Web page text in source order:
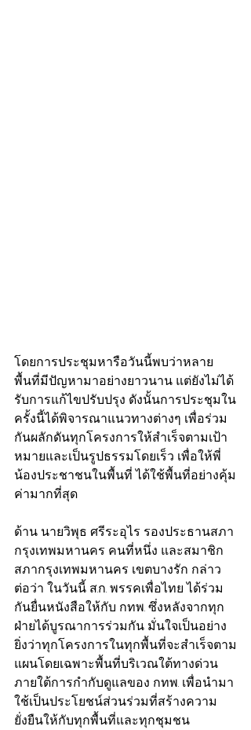
โดยการประชุมหารือวันนี้พบว่าหลาย
พื้นที่มีปัญหามาอย่างยาวนาน แต่ยังไม่ได้
รับการแก้ไขปรับปรุง ดังนั้นการประชุมใน
ครั้งนี้ได้พิจารณาแนวทางต่างๆ เพื่อร่วม
กันผลักดันทุกโครงการให้สำเร็จตามเป้า
หมายและเป็นรูปธรรมโดยเร็ว เพื่อให้พี่
น้องประชาชนในพื้นที่ ได้ใช้พื้นที่อย่างคุ้ม
ค่ามากที่สุด
ด้าน นายวิพุธ ศรีระอุไร รองประธานสภา
กรุงเทพมหานคร คนที่หนึ่ง และสมาชิก
สภากรุงเทพมหานคร เขตบางรัก กล่าว
ต่อว่า ในวันนี้ ส.ก. พรรคเพื่อไทย ได้ร่วม
กันยื่นหนังสือให้กับ กทพ. ซึ่งหลังจากทุก
ฝ่ายได้บูรณาการร่วมกัน มั่นใจเป็นอย่าง
ยิ่งว่าทุกโครงการในทุกพื้นที่จะสำเร็จตาม
แผนโดยเฉพาะพื้นที่บริเวณใต้ทางด่วน
ภายใต้การกำกับดูแลของ กทพ. เพื่อนำมา
ใช้เป็นประโยชน์ส่วนร่วมที่สร้างความ
ยั่งยืนให้กับทุกพื้นที่และทุกชุมชน